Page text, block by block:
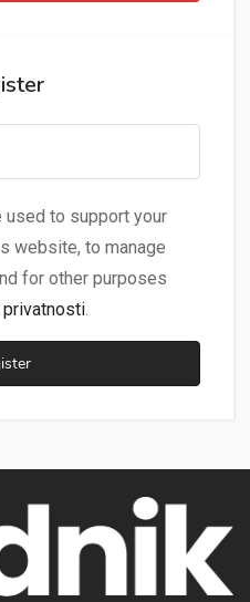
used to support your
website, to manage
for other purposes
privatnosti.